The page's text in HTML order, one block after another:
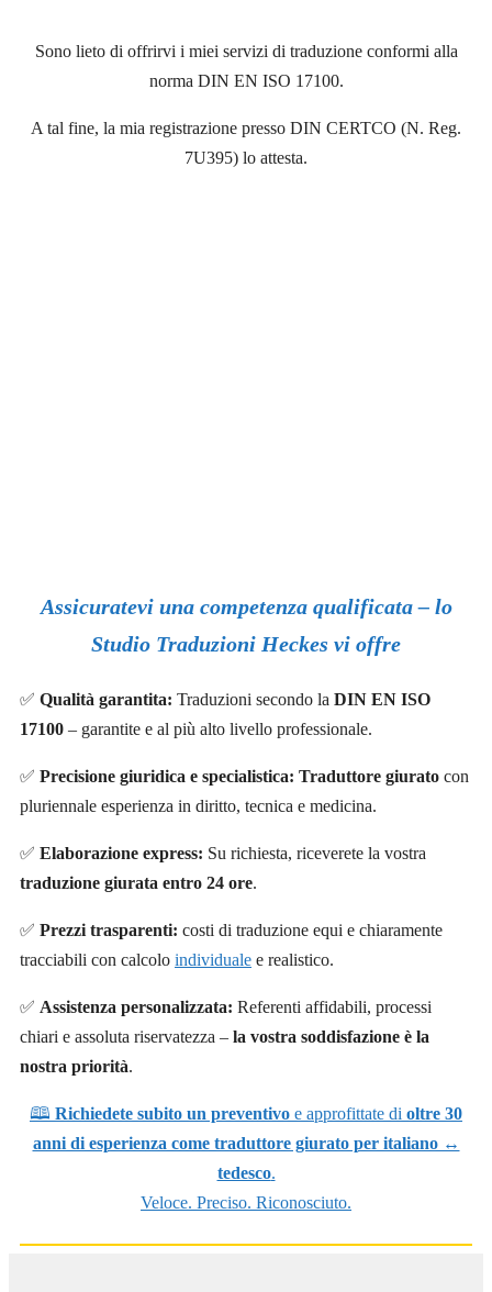
Sono lieto di offrirvi i miei servizi di traduzione conformi alla
norma DIN EN ISO 17100.
A tal fine, la mia registrazione presso DIN CERTCO (N. Reg.
7U395) lo attesta.
Assicuratevi una competenza qualificata – lo
Studio Traduzioni Heckes vi offre
✅ Qualità garantita: Traduzioni secondo la DIN EN ISO
17100 – garantite e al più alto livello professionale.
✅ Precisione giuridica e specialistica: Traduttore giurato con
pluriennale esperienza in diritto, tecnica e medicina.
✅ Elaborazione express: Su richiesta, riceverete la vostra
traduzione giurata entro 24 ore.
✅ Prezzi trasparenti: costi di traduzione equi e chiaramente
tracciabili con calcolo individuale e realistico.
✅ Assistenza personalizzata: Referenti affidabili, processi
chiari e assoluta riservatezza – la vostra soddisfazione è la
nostra priorità.
🕮 Richiedete subito un preventivo e approfittate di oltre 30
anni di esperienza come traduttore giurato per italiano ↔
tedesco.
Veloce. Preciso. Riconosciuto.